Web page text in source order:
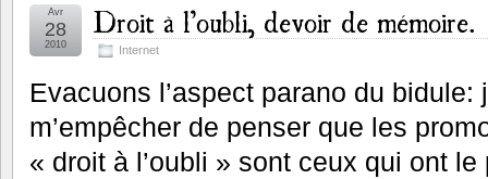
Droit à l’oubli, devoir de mémoire.
Internet
Avr
28
2010
Evacuons l’aspect parano du bidule:
m’empêcher de penser que les
« droit à l’oubli » sont ceux qui ont